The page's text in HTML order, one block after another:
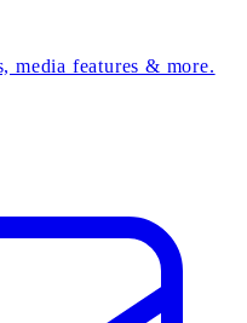
media features & more.